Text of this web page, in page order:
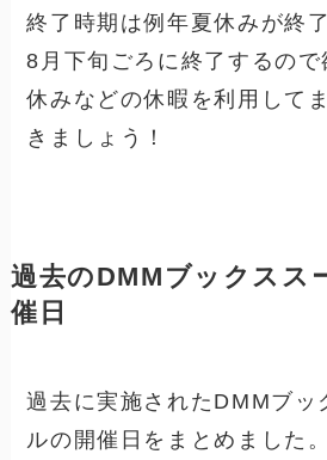
終了時期は例年夏休みが終
8月下旬ごろに終了するので
休みなどの休暇を利用して
きましょう！
過去のDMMブックスス
催日
過去に実施されたDMMブッ
ルの開催日をまとめました